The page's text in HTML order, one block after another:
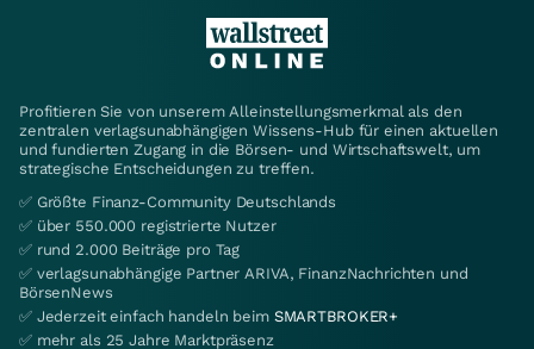
Profitieren Sie von unserem Alleinstellungsmerkmal als den
zentralen verlagsunabhängigen Wissens-Hub für einen aktuellen
und fundierten Zugang in die Börsen- und Wirtschaftswelt, um
strategische Entscheidungen zu treffen.
✅ Größte Finanz-Community Deutschlands
✅ über 550.000 registrierte Nutzer
✅ rund 2.000 Beiträge pro Tag
✅ verlagsunabhängige Partner ARIVA, FinanzNachrichten und
BörsenNews
✅ Jederzeit einfach handeln beim SMARTBROKER+
✅ mehr als 25 Jahre Marktpräsenz